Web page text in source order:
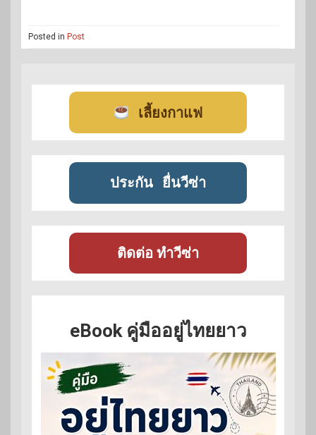
Posted in Post
เลี้ยงกาแฟ
ประกัน ยื่นวีซ่า
ติดต่อ ทำวีซ่า
eBook คู่มืออยู่ไทยยาว